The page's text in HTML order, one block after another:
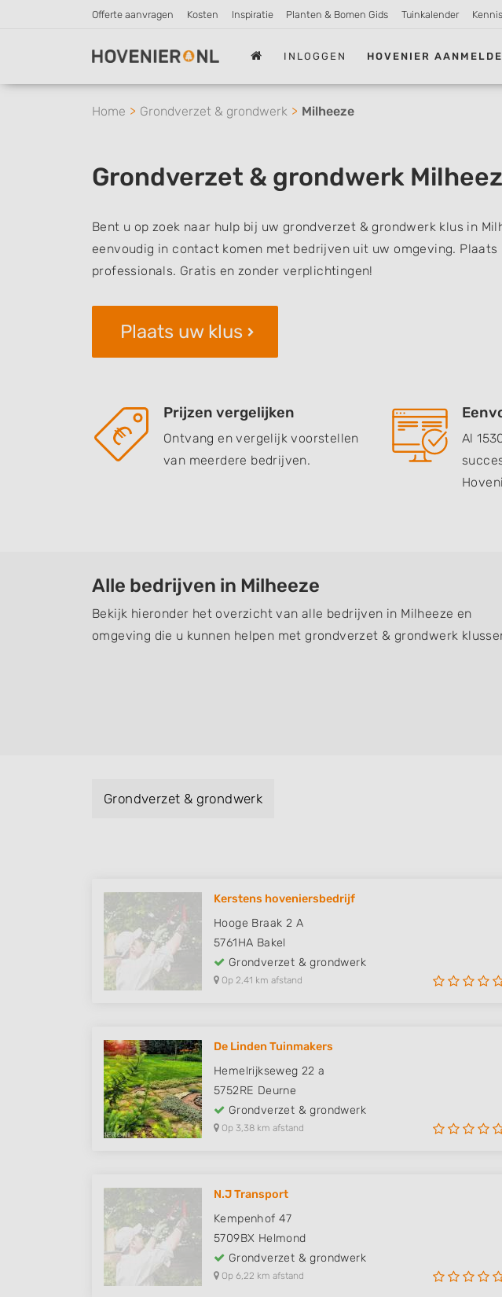
Offerte aanvragen Kosten Inspiratie Planten & Bomen Gids Tuinkalender
INLOGGEN HOVENIER
Home Grondverzet & grondwerk Milheeze
Grondverzet & grondwerk
Bent u op zoek naar hulp bij uw grondverzet & grondwerk klus in
eenvoudig in contact komen met bedrijven uit uw omgeving.
professionals. Gratis en zonder verplichtingen!
Plaats uw klus
Prijzen vergelijken
Ontvang en vergelijk voorstellen
van meerdere bedrijven.
Al
Alle bedrijven in Milheeze
Bekijk hieronder het overzicht van alle bedrijven in Milheeze en
omgeving die u kunnen helpen met grondverzet & grondwerk
Grondverzet & grondwerk
Kerstens hoveniersbedrijf
Hooge Braak 2 A
5761HA Bakel
Grondverzet & grondwerk
Op 2,41 km afstand
De Linden Tuinmakers
Hemelrijkseweg 22 a
5752RE Deurne
Grondverzet & grondwerk
Op 3,38 km afstand
N.J Transport
Kempenhof 47
5709BX Helmond
Grondverzet & grondwerk
Op 6,22 km afstand